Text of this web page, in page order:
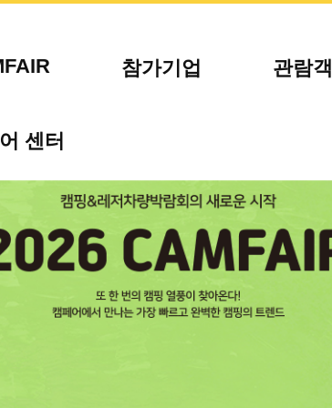
참가기업 관람객
센터